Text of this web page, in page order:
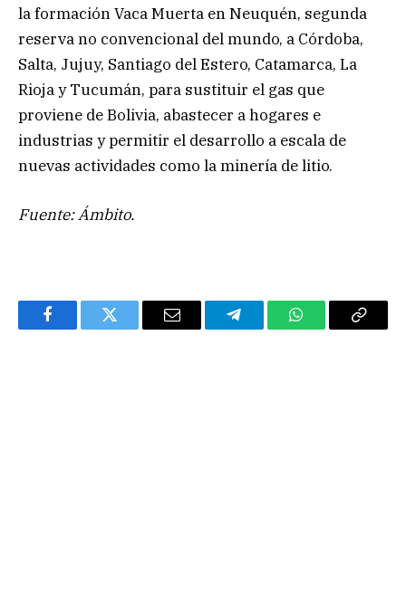
la formación Vaca Muerta en Neuquén, segunda
reserva no convencional del mundo, a Córdoba,
Salta, Jujuy, Santiago del Estero, Catamarca, La
Rioja y Tucumán, para sustituir el gas que
proviene de Bolivia, abastecer a hogares e
industrias y permitir el desarrollo a escala de
nuevas actividades como la minería de litio.
Fuente: Ámbito.
FacebookTwitter Email TelegramWhatsAppCopy